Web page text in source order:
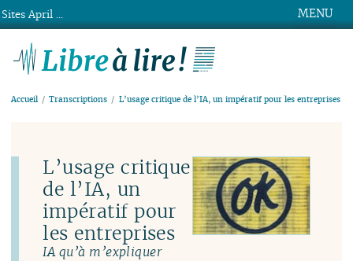
MENU
Accueil Transcriptions L’usage critique de l’IA, un impératif pour les entreprises
L’usage critique
de l’IA, un
impératif pour
les entreprises
IA qu’à m’expliquer
Sites April ...